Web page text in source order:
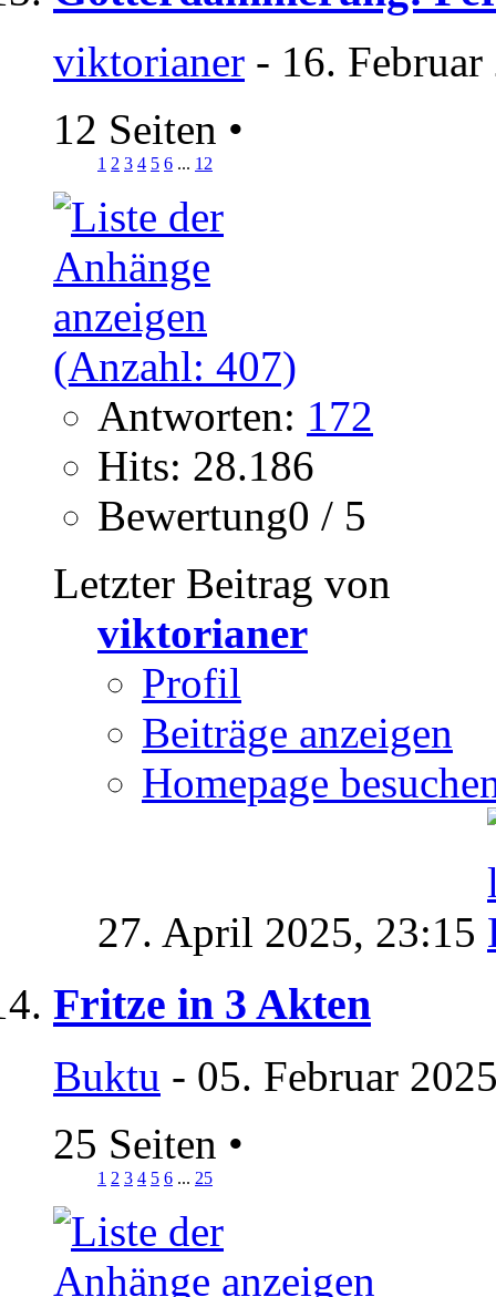
viktorianer - 16.
12 Seiten •
1 2 3 4 5 6 ... 12
Antworten: 172
Hits: 28.186
Bewertung0 / 5
Letzter Beitrag von
viktorianer
Profil
Beiträge anzeigen
Homepage
27. April 2025, 23:15
Fritze in 3 Akten
Buktu - 05. Februar
25 Seiten •
1 2 3 4 5 6 ... 25